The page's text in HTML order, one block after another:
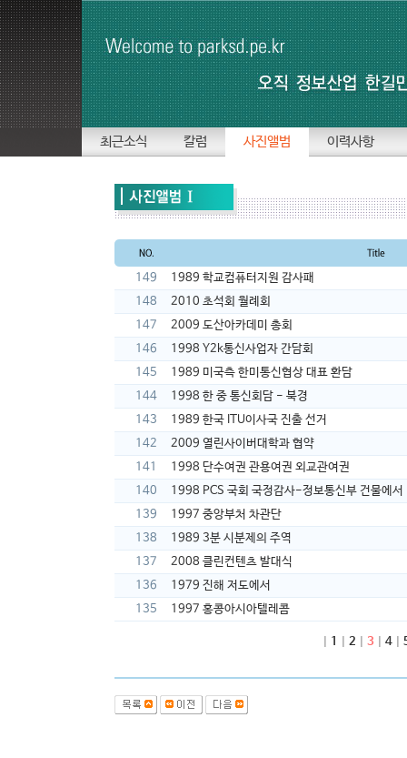
최근소식 칼럼 사진앨범 이력사항
149
1989 학교컴퓨터지원 감사패
148
2010 초석회 월례회
147
2009 도산아카데미 총회
146
1998 Y2k통신사업자 간담회
145
1989 미국측 한미통신협상 대표 환담
144
1998 한 중 통신회담 - 북경
143
1989 한국 ITU이사국 진출 선거
142
2009 열린사이버대학과 협약
141
1998 단수여권 관용여권 외교관여권
140
1998 PCS 국회 국정감사-정보통신부 건물에서
139
1997 중앙부처 차관단
138
1989 3분 시분제의 주역
137
2008 클린컨텐츠 발대식
136
1979 진해 저도에서
135
1997 홍콩아시아텔레콤
1 2 3 4